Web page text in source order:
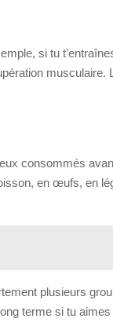
si tu
consommés
en œufs, en
plusieurs
terme si tu